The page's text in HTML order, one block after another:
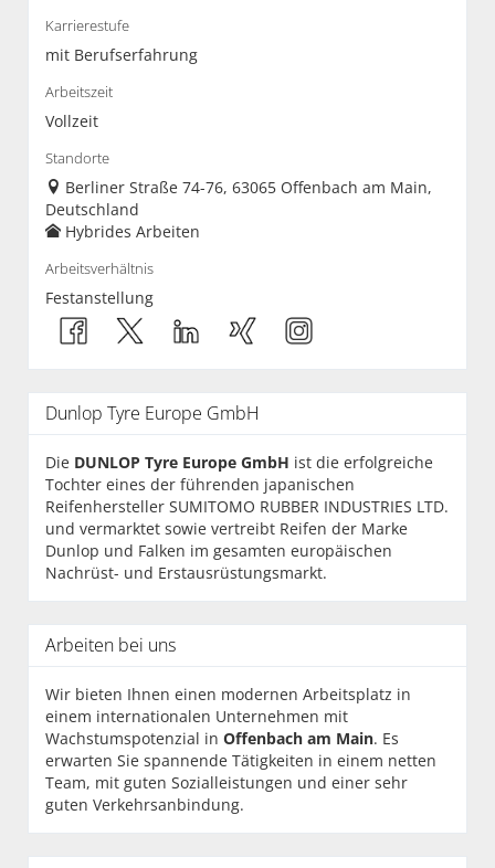
Karrierestufe
mit Berufserfahrung
Arbeitszeit
Vollzeit
Standorte
Berliner Straße 74-76, 63065 Offenbach am Main,
Deutschland
Hybrides Arbeiten
Arbeitsverhältnis
Festanstellung
Dunlop Tyre Europe GmbH
Die DUNLOP Tyre Europe GmbH ist die erfolgreiche
Tochter eines der führenden japanischen
Reifenhersteller SUMITOMO RUBBER INDUSTRIES LTD.
und vermarktet sowie vertreibt Reifen der Marke
Dunlop und Falken im gesamten europäischen
Nachrüst- und Erstausrüstungsmarkt.
Arbeiten bei uns
Wir bieten Ihnen einen modernen Arbeitsplatz in
einem internationalen Unternehmen mit
Wachstumspotenzial in Offenbach am Main. Es
erwarten Sie spannende Tätigkeiten in einem netten
Team, mit guten Sozialleistungen und einer sehr
guten Verkehrsanbindung.